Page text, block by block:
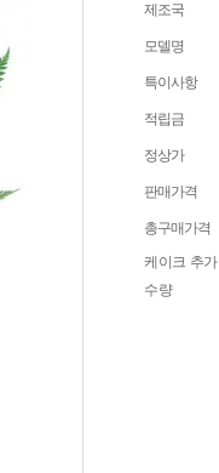
제조국
모델명
특이사항
적립금
정상가
판매가격
총구매가격
케이크 추가
수량